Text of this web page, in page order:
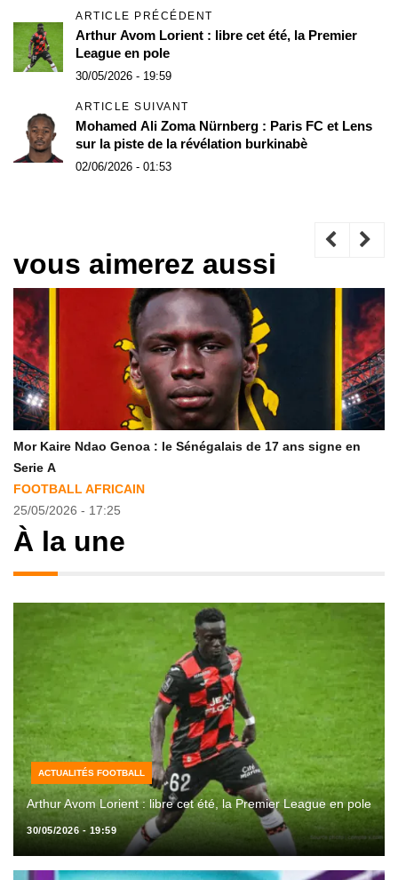
ARTICLE PRÉCÉDENT
Arthur Avom Lorient : libre cet été, la Premier
League en pole
30/05/2026 - 19:59
ARTICLE SUIVANT
Mohamed Ali Zoma Nürnberg : Paris FC et Lens
sur la piste de la révélation burkinabè
02/06/2026 - 01:53
vous aimerez aussi
Mor Kaire Ndao Genoa : le Sénégalais de 17 ans signe en
Serie A
FOOTBALL AFRICAIN
25/05/2026 - 17:25
À la une
ACTUALITÉS FOOTBALL
Arthur Avom Lorient : libre cet été, la Premier League en pole
30/05/2026 - 19:59